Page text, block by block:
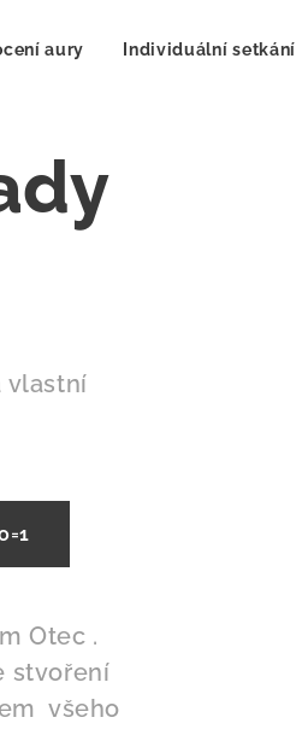
aury Individuální setkání
vlastní
Otec .
stvoření
všeho